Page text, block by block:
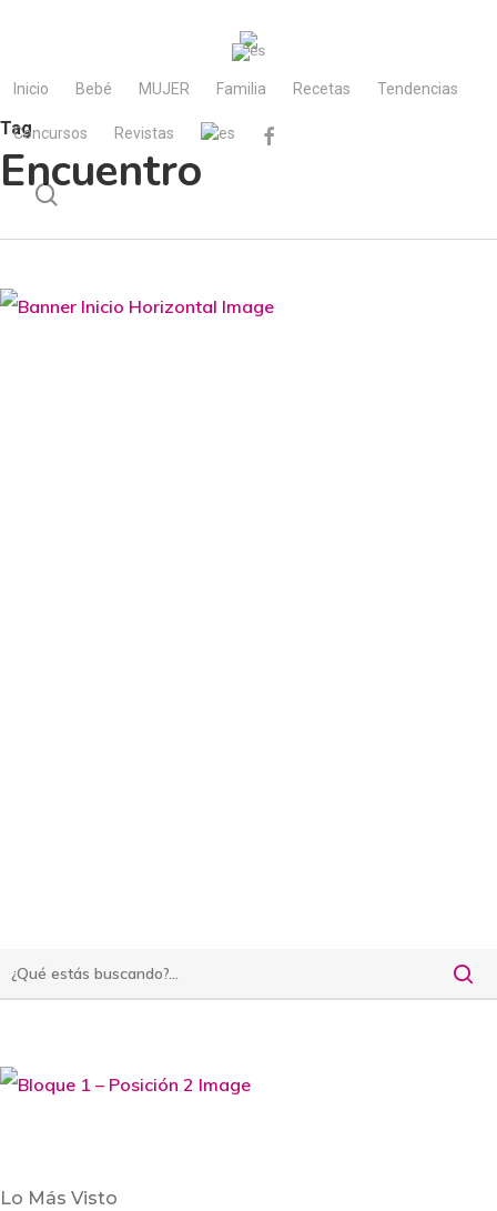
main
content
Inicio Bebé MUJER Familia Recetas Tendencias
Concursos Revistas facebook
search
Tag
Encuentro
Lo Más Visto